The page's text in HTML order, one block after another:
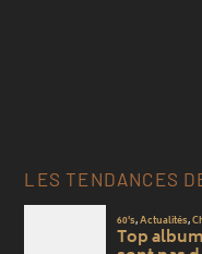
LES TENDANCES